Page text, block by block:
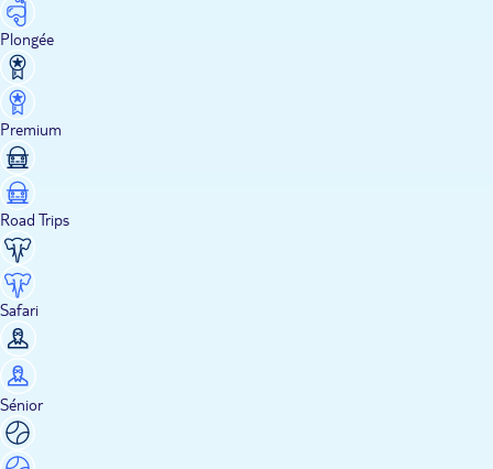
Plongée
Premium
Road Trips
Safari
Sénior